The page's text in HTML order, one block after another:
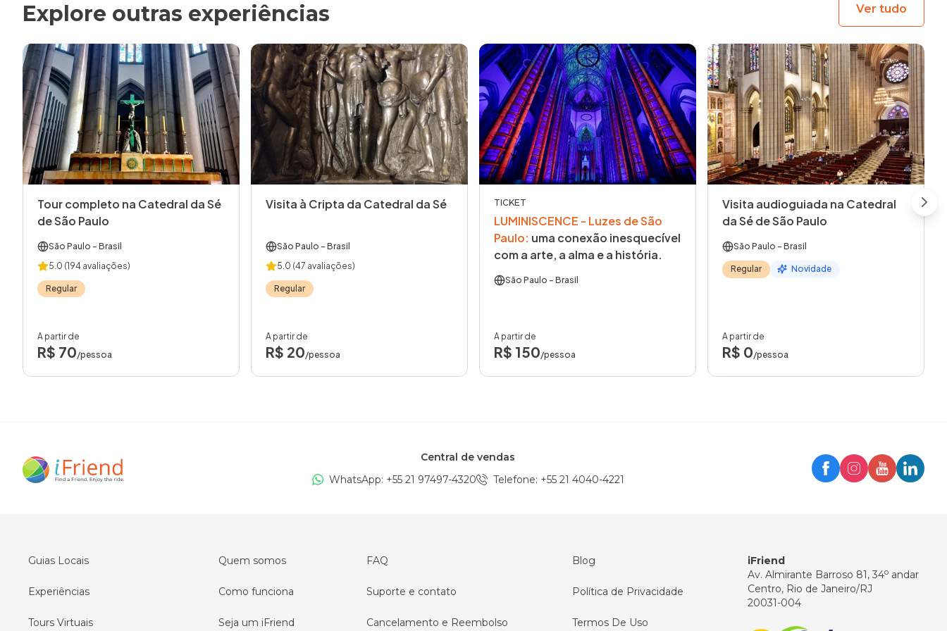
Explore outras experiências Ver tudo
Tour completo na Catedral da Sé
de São Paulo
São Paulo - Brasil
5.0 (194 avaliações)
Regular
A partir de
R$ 70/pessoa
Visita à Cripta da Catedral da Sé
São Paulo - Brasil
5.0 (47 avaliações)
Regular
A partir de
R$ 20/pessoa
TICKET
LUMINISCENCE - Luzes de São
Paulo: uma conexão inesquecível
com a arte, a alma e a história.
São Paulo - Brasil
A partir de
R$ 150/pessoa
Visita audioguiada na Catedral
da Sé de São Paulo
São Paulo - Brasil
Regular Novidade
A partir de
R$ 0/pessoa
Central de vendas
WhatsApp: +55 21 97497-4320 Telefone: +55 21 4040-4221
Guias Locais
Experiências
Tours Virtuais
Quem somos
Como funciona
Seja um iFriend
FAQ
Suporte e contato
Cancelamento e Reembolso
Blog
Política de Privacidade
Termos De Uso
iFriend
Av. Almirante Barroso 81, 34o andar
Centro, Rio de Janeiro/RJ
20031-004